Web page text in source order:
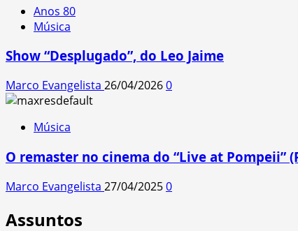
Anos 80
Música
Show “Desplugado”, do Leo Jaime
Marco Evangelista 26/04/20260
Música
O remaster no cinema do “Live at Pompeii”
Marco Evangelista 27/04/20250
Assuntos